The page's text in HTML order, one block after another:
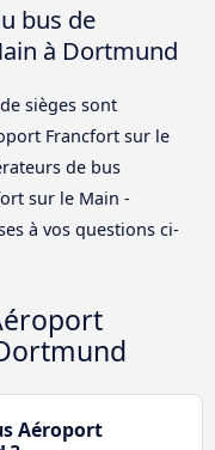
bus de
à Dortmund
sièges sont
Francfort sur le
de bus
sur le Main -
à vos questions ci-
Aéroport